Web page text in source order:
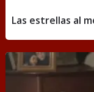
Las estrellas al